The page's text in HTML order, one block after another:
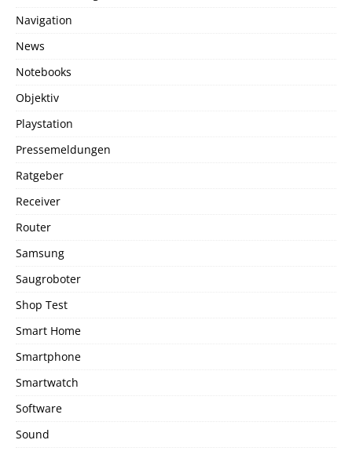
Navigation
News
Notebooks
Objektiv
Playstation
Pressemeldungen
Ratgeber
Receiver
Router
Samsung
Saugroboter
Shop Test
Smart Home
Smartphone
Smartwatch
Software
Sound